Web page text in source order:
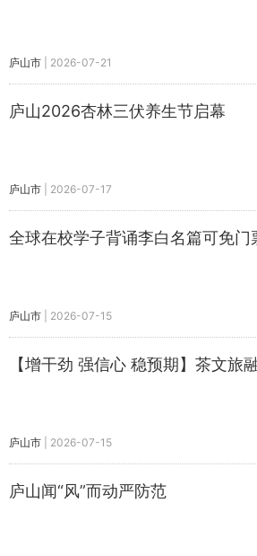
庐山市 2026-07-21
庐山2026杏林三伏养生节启幕
庐山市 2026-07-17
全球在校学子背诵李白名篇可免门
庐山市 2026-07-15
【增干劲 强信心 稳预期】茶文旅
庐山市 2026-07-15
庐山闻“风”而动严防范